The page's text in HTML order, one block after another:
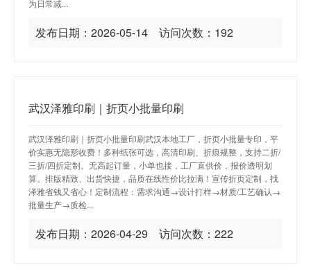
为日常减...
发布日期：2026-05-14 访问次数：192
武汉泽雅印刷｜折页小批量印刷
武汉泽雅印刷｜折页小批量印刷武汉本地工厂，折页小批量专印，平
价实惠无隐形收费！多种纸张可选，高清印刷、折痕规整，支持二折/
三折/四折定制。无高起订量，小单也接，工厂直供价，报价透明划
算。排版精致、出货快捷，品质在线性价比拉满！宣传折页定制，找
泽雅省钱又省心！定制流程：需求沟通→设计打样→材质/工艺确认→
批量生产→质检...
发布日期：2026-04-29 访问次数：222